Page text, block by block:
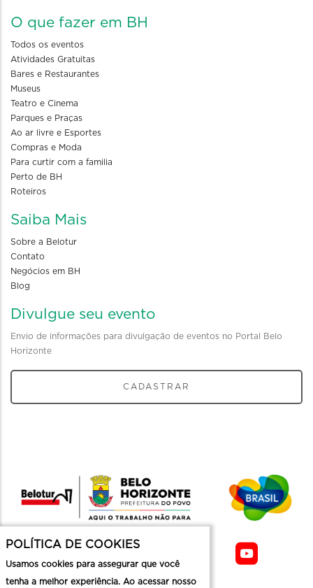
O que fazer em BH
Todos os eventos
Atividades Gratuitas
Bares e Restaurantes
Museus
Teatro e Cinema
Parques e Praças
Ao ar livre e Esportes
Compras e Moda
Para curtir com a familia
Perto de BH
Roteiros
Saiba Mais
Sobre a Belotur
Contato
Negócios em BH
Blog
Divulgue seu evento
Envio de informações para divulgação de eventos no Portal Belo
Horizonte
CADASTRAR
POLÍTICA DE COOKIES
Usamos cookies para assegurar que você
tenha a melhor experiência. Ao acessar nosso